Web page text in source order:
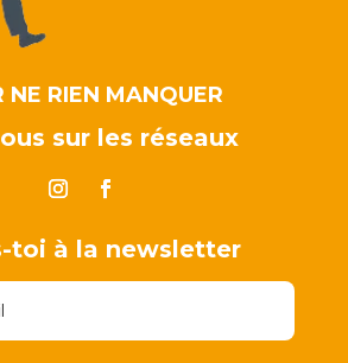
NE RIEN MANQUER
sur les réseaux
toi à la newsletter